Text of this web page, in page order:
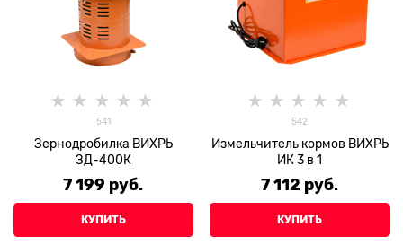
541
Зернодробилка ВИХРЬ
ЗД-400К
7 199 руб.
КУПИТЬ
542
Измельчитель кормов ВИХРЬ
ИК 3 в 1
7 112 руб.
КУПИТЬ